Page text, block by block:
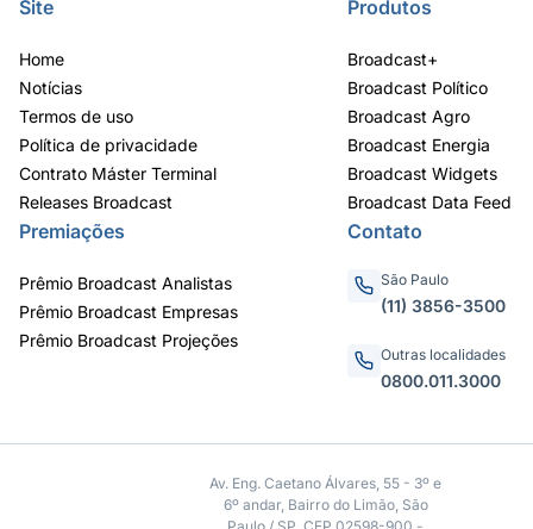
Site
Home
Notícias
Termos de uso
Política de privacidade
Contrato Máster Terminal
Releases Broadcast
Produtos
Broadcast+
Broadcast Político
Broadcast Agro
Broadcast Energia
Broadcast Widgets
Broadcast Data Feed
Premiações
Prêmio Broadcast Analistas
Prêmio Broadcast Empresas
Prêmio Broadcast Projeções
Contato
São Paulo
(11) 3856-3500
Outras localidades
0800.011.3000
Av. Eng. Caetano Álvares, 55 - 3º e
6º andar, Bairro do Limão, São